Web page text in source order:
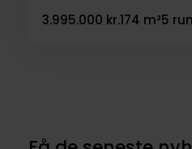
3.995.000 kr.174 m²5